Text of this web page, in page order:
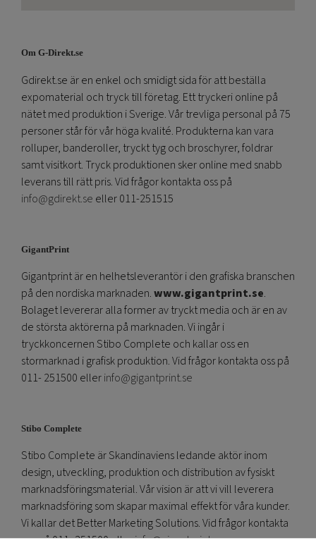
Om G-Direkt.se
Gdirekt.se är en enkel och smidigt sida för att beställa
expomaterial och tryck till företag. Ett tryckeri online på
nätet med produktion i Sverige. Vår trevliga personal på 75
personer står för vår höga kvalité. Produkterna kan vara
rolluper, banderoller, tryckt tyg och broschyrer, foldrar
samt visitkort. Tryck produktionen sker online med snabb
leverans till rätt pris. Vid frågor kontakta oss på
info@gdirekt.se eller 011-251515
GigantPrint
Gigantprint är en helhetsleverantör i den grafiska branschen
på den nordiska marknaden.www.gigantprint.se.
Bolaget levererar alla former av tryckt media och är en av
de största aktörerna på marknaden. Vi ingår i
tryckkoncernen Stibo Complete och kallar oss en
stormarknad i grafisk produktion. Vid frågor kontakta oss på
011- 251500 ellerinfo@gigantprint.se
Stibo Complete
Stibo Complete är Skandinaviens ledande aktör inom
design, utveckling, produktion och distribution av fysiskt
marknadsföringsmaterial. Vår vision är att vi vill leverera
marknadsföring som skapar maximal effekt för våra kunder.
Vi kallar det Better Marketing Solutions. Vid frågor kontakta
oss på 011- 251500 ellerinfo@gigantprint.se